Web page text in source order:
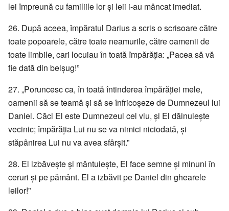
lei împreună cu familiile lor și leii i-au mâncat imediat.
26. După aceea, împăratul Darius a scris o scrisoare către
toate popoarele, către toate neamurile, către oamenii de
toate limbile, cari locuiau în toată împărăția: „Pacea să vă
fie dată din belșug!”
27. „Poruncesc ca, în toată întinderea împărăției mele,
oamenii să se teamă și să se înfricoșeze de Dumnezeul lui
Daniel. Căci El este Dumnezeul cel viu, și El dăinuiește
vecinic; împărăția Lui nu se va nimici niciodată, și
stăpânirea Lui nu va avea sfârșit.”
28. El izbăvește și mântuiește, El face semne și minuni în
ceruri și pe pământ. El a izbăvit pe Daniel din ghearele
leilor!”